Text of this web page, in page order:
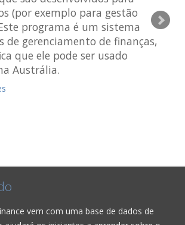
(por exemplo para gestão
programa é um sistema
de gerenciamento de finanças,
que ele pode ser usado
Austrália.
vem com uma base de dados de